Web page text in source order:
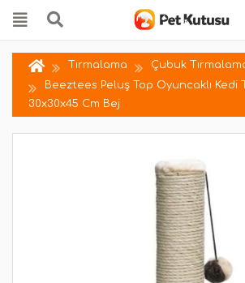
Tırmalama
Çubuk
Beeztees Peluş Top Oyuncaklı Kedi
30x30x45 Cm Bej